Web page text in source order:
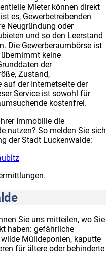
Mieter können direkt
es, Gewerbetreibenden
Neugründung oder
und so den Leerstand
Die Gewerberaumbörse ist
keine
der
Zustand,
auf der Internetseite der
Service ist sowohl für
kostenfrei.
Immobilie die
nutzen? So melden Sie sich
der Stadt Luckenwalde:
Sie uns mitteilen, wo Sie
haben: gefährliche
Mülldeponien, kaputte
für ältere oder behinderte